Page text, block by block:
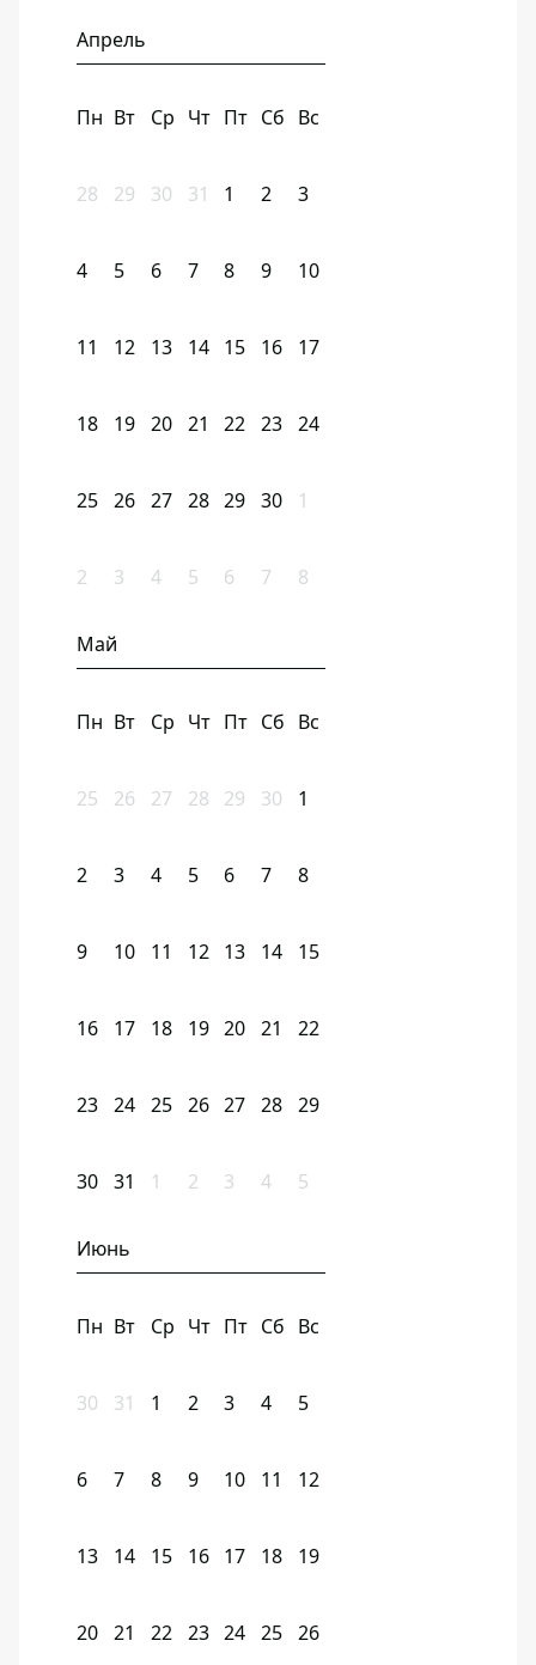
Апрель
Пн Вт Ср Чт Пт Сб Вс
28 29 30 31 1 2 3
4 5 6 7 8 9 10
11 12 13 14 15 16 17
18 19 20 21 22 23 24
25 26 27 28 29 30 1
2 3 4 5 6 7 8
Май
Пн Вт Ср Чт Пт Сб Вс
25 26 27 28 29 30 1
2 3 4 5 6 7 8
9 10 11 12 13 14 15
16 17 18 19 20 21 22
23 24 25 26 27 28 29
30 31 1 2 3 4 5
Июнь
Пн Вт Ср Чт Пт Сб Вс
30 31 1 2 3 4 5
6 7 8 9 10 11 12
13 14 15 16 17 18 19
20 21 22 23 24 25 26